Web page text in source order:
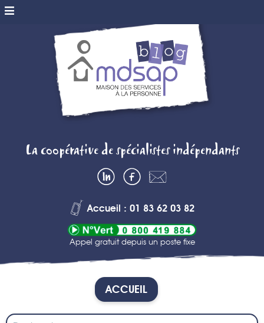
MDSAP BLOG
– MAISON DES
SERVICES A
LA PERSONNE
La coopérative de spécialistes indépendants
nous
Accueil : 01 83 62 03 82
Appel gratuit depuis un poste fixe
ACCUEIL